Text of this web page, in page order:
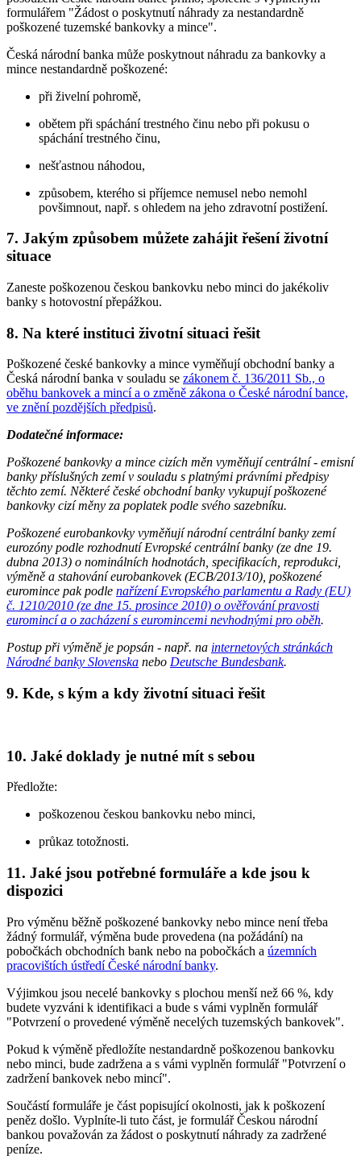
formulářem "Žádost o poskytnutí náhrady za nestandardně
poškozené tuzemské bankovky a mince".
Česká národní banka může poskytnout náhradu za bankovky a
mince nestandardně poškozené:
při živelní pohromě,
obětem při spáchání trestného činu nebo při pokusu o
spáchání trestného činu,
nešťastnou náhodou,
způsobem, kterého si příjemce nemusel nebo nemohl
povšimnout, např. s ohledem na jeho zdravotní postižení.
7. Jakým způsobem můžete zahájit řešení životní
situace
Zaneste poškozenou českou bankovku nebo minci do jakékoliv
banky s hotovostní přepážkou.
8. Na které instituci životní situaci řešit
Poškozené české bankovky a mince vyměňují obchodní banky a
Česká národní banka v souladu se zákonem č. 136/2011 Sb., o
oběhu bankovek a mincí a o změně zákona o České národní bance,
ve znění pozdějších předpisů.
Dodatečné informace:
Poškozené bankovky a mince cizích měn vyměňují centrální - emisní
banky příslušných zemí v souladu s platnými právními předpisy
těchto zemí. Některé české obchodní banky vykupují poškozené
bankovky cizí měny za poplatek podle svého sazebníku.
Poškozené eurobankovky vyměňují národní centrální banky zemí
eurozóny podle rozhodnutí Evropské centrální banky (ze dne 19.
dubna 2013) o nominálních hodnotách, specifikacích, reprodukci,
výměně a stahování eurobankovek (ECB/2013/10), poškozené
euromince pak podle nařízení Evropského parlamentu a Rady (EU)
č. 1210/2010 (ze dne 15. prosince 2010) o ověřování pravosti
euromincí a o zacházení s euromincemi nevhodnými pro oběh.
Postup při výměně je popsán - např. na internetových stránkách
Národné banky Slovenska nebo Deutsche Bundesbank.
9. Kde, s kým a kdy životní situaci řešit
10. Jaké doklady je nutné mít s sebou
Předložte:
poškozenou českou bankovku nebo minci,
průkaz totožnosti.
11. Jaké jsou potřebné formuláře a kde jsou k
dispozici
Pro výměnu běžně poškozené bankovky nebo mince není třeba
žádný formulář, výměna bude provedena (na požádání) na
pobočkách obchodních bank nebo na pobočkách a územních
pracovištích ústředí České národní banky.
Výjimkou jsou necelé bankovky s plochou menší než 66 %, kdy
budete vyzváni k identifikaci a bude s vámi vyplněn formulář
"Potvrzení o provedené výměně necelých tuzemských bankovek".
Pokud k výměně předložíte nestandardně poškozenou bankovku
nebo minci, bude zadržena a s vámi vyplněn formulář "Potvrzení o
zadržení bankovek nebo mincí".
Součástí formuláře je část popisující okolnosti, jak k poškození
peněz došlo. Vyplníte-li tuto část, je formulář Českou národní
bankou považován za žádost o poskytnutí náhrady za zadržené
peníze.